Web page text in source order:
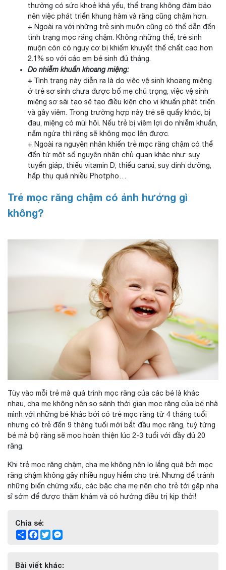
thường có sức khoẻ khá yếu, thể trạng không đảm bảo
nên việc phát triển khung hàm và răng cũng chậm hơn.
+ Ngoài ra với những trẻ sinh muôn cũng có thể dẫn đến
tình trạng mọc răng chậm. Không những thế, trẻ sinh
muộn còn có nguy cơ bị khiếm khuyết thể chất cao hơn
2.1% so với các em bé sinh đủ tháng.
Do nhiễm khuẩn khoang miệng:
+ Tình trạng này diễn ra là do việc vệ sinh khoang miệng
ở trẻ sơ sinh chưa được bố mẹ chú trọng, việc vệ sinh
miệng sơ sài tạo sẽ tạo điều kiện cho vi khuẩn phát triển
và gây viêm. Trong trường hợp này trẻ sẽ quấy khóc, bị
đau, miệng có mùi hôi. Nếu trẻ bị viêm lợi do nhiễm khuẩn,
nấm ngứa thì răng sẽ không mọc lên được.
+ Ngoài ra nguyên nhân khiến trẻ mọc răng chậm có thể
đến từ một số nguyên nhân chủ quan khác như: suy
tuyến giáp, thiếu vitamin D, thiếu canxi, suy dinh dưỡng,
hấp thụ quá nhiều Photpho…
Trẻ mọc răng chậm có ảnh hưởng gì
không?
Tùy vào mỗi trẻ mà quá trình mọc răng của các bé là khác
nhau, cha mẹ không nên so sánh thời gian mọc răng của bé nhà
mình với những bé khác bởi có trẻ mọc răng từ 4 tháng tuổi
nhưng có trẻ đến 9 tháng tuổi mới bắt đầu mọc răng, tuỳ từng
bé mà bộ răng sẽ mọc hoàn thiện lúc 2-3 tuổi với đầy đủ 20
răng.
Khi trẻ mọc răng chậm, cha mẹ không nên lo lắng quá bởi mọc
răng chậm không gây nhiều nguy hiểm cho trẻ. Nhưng để tránh
những biến chứng xấu, các bậc cha mẹ nên cho trẻ tới gặp nha
sĩ sớm để được thăm khám và có hướng điều trị kịp thời!
Chia sẻ:
ShareFacebook
Twitter
Bài viết khác: